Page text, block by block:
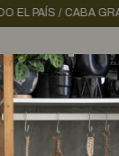
CUOTAS S/INTERÉS